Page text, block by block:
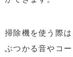
掃除機を使う際
ぶつかる音やコ